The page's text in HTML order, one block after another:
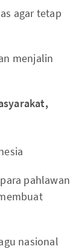
agar tetap
menjalin
pahlawan
nasional